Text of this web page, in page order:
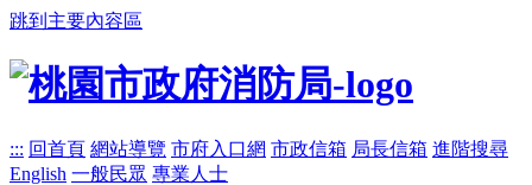
跳到主要內容區
::: 回首頁 網站導覽 市府入口網 市政信箱 局長信箱 進階搜尋
English 一般民眾 專業人士